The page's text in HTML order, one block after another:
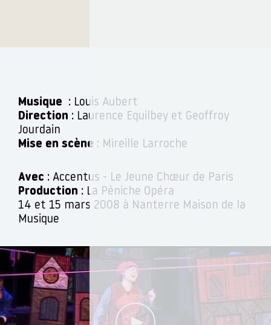
Musique
: Louis Aubert
Direction : Laurence Equilbey et Geoffroy
Jourdain
Mise en scène : Mireille Larroche
Avec : Accentus - Le Jeune Chœur de Paris
Production : La Péniche Opéra
14 et 15 mars 2008 à Nanterre Maison de la
Musique